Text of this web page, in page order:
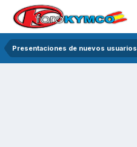
Presentaciones de nuevos usuarios